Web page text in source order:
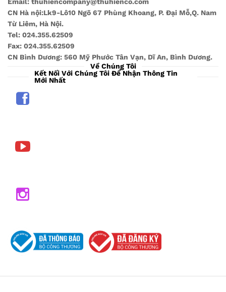
CN Hà nội:Lk9-Lô10 Ngõ 67 Phùng Khoang, P. Đại Mỗ,Q. Nam
Từ Liêm, Hà Nội.
Tel: 024.355.62509
Fax: 024.355.62509
CN Bình Dương: 560 Mỹ Phước Tân Vạn, Dĩ An, Bình Dương.
Về Chúng Tôi
Kết Nối Với Chúng Tôi Để Nhận Thông Tin
Mới Nhất